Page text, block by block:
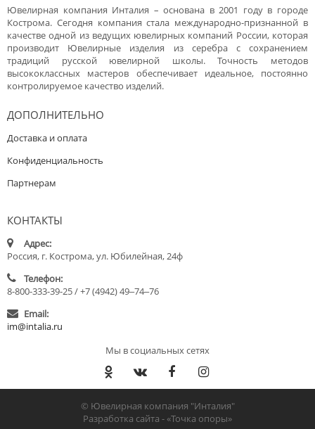
Ювелирная компания Инталия – основана в 2001 году в городе
Кострома. Сегодня компания стала международно-признанной в
качестве одной из ведущих ювелирных компаний России, которая
производит Ювелирные изделия из серебра с сохранением
традиций русской ювелирной школы. Точность методов
высококлассных мастеров обеспечивает идеальное, постоянно
контролируемое качество изделий.
ДОПОЛНИТЕЛЬНО
Доставка и оплата
Конфиденциальность
Партнерам
КОНТАКТЫ
Адрес:
Россия, г. Кострома, ул. Юбилейная, 24ф
Телефон:
8-800-333-39-25 / +7 (4942) 49‒74‒76
Email:
im@intalia.ru
Мы в социальных сетях
© Ювелирная компания "Инталия"
Разработка сайта -«Точка опоры»